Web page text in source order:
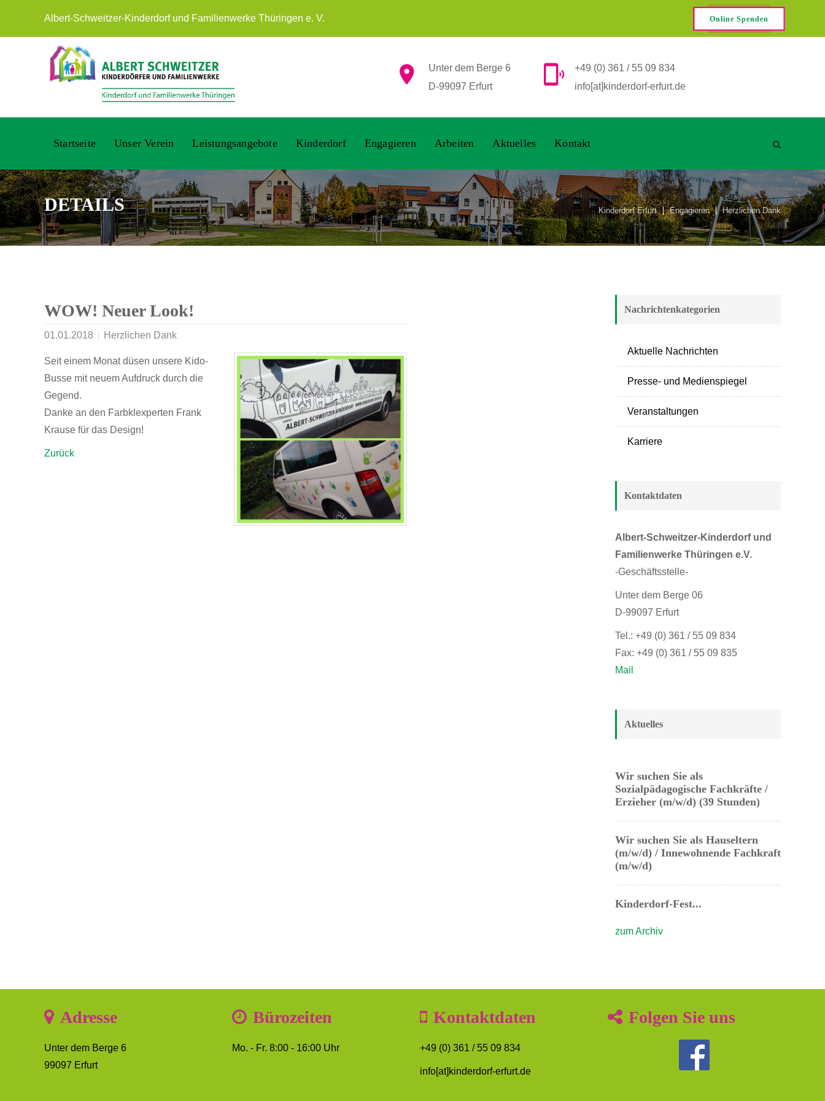
Albert-Schweitzer-Kinderdorf und Familienwerke Thüringen e. V. Online Spenden
Unter dem Berge 6
D-99097 Erfurt
+49 (0) 361 / 55 09 834
info[at]kinderdorf-erfurt.de
Startseite Unser Verein Leistungsangebote Kinderdorf Engagieren Arbeiten Aktuelles Kontakt
DETAILS Kinderdorf Erfurt Engagieren Herzlichen Dank
WOW! Neuer Look!
01.01.2018 Herzlichen Dank
Seit einem Monat düsen unsere Kido-
Busse mit neuem Aufdruck durch die
Gegend.
Danke an den Farbklexperten Frank
Krause für das Design!
Zurück
Nachrichtenkategorien
Aktuelle Nachrichten
Presse- und Medienspiegel
Veranstaltungen
Karriere
Kontaktdaten
Albert-Schweitzer-Kinderdorf und
Familienwerke Thüringen e.V.
-Geschäftsstelle-
Unter dem Berge 06
D-99097 Erfurt
Tel.: +49 (0) 361 / 55 09 834
Fax: +49 (0) 361 / 55 09 835
Mail
Aktuelles
Wir suchen Sie als
Sozialpädagogische Fachkräfte /
Erzieher (m/w/d) (39 Stunden)
Wir suchen Sie als Hauseltern
(m/w/d) / Innewohnende Fachkraft
(m/w/d)
Kinderdorf-Fest...
zum Archiv
Adresse
Unter dem Berge 6
99097 Erfurt
Bürozeiten
Mo. - Fr. 8:00 - 16:00 Uhr
Kontaktdaten
+49 (0) 361 / 55 09 834
info[at]kinderdorf-erfurt.de
Folgen Sie uns